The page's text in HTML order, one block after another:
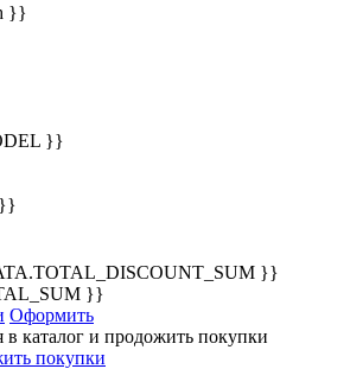
}}
}}
}}
}}
Оформить
каталог и продожить покупки
покупки